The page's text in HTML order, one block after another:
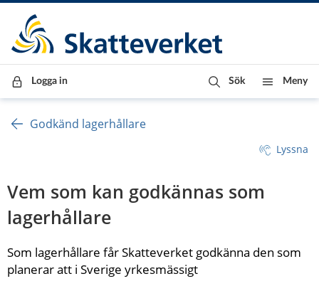
Till innehåll
Till navigationen
Till chattrobot
Logga in Sök Meny
Godkänd lagerhållare
Lyssna
Vem som kan godkännas som
lagerhållare
Som lagerhållare får Skatteverket godkänna den som
planerar att i Sverige yrkesmässigt